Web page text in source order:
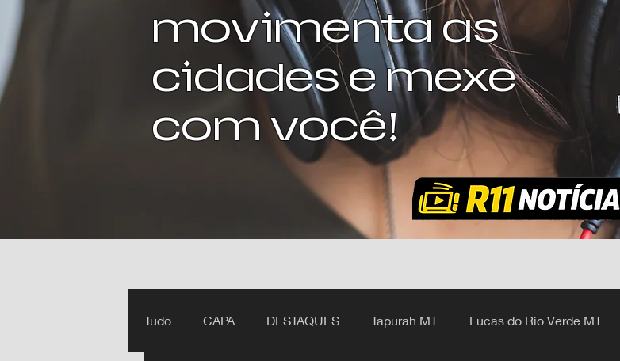
movimenta as
cidades e mexe
com você!
Tudo CAPA DESTAQUES Tapurah MT Lucas do Rio Verde MT